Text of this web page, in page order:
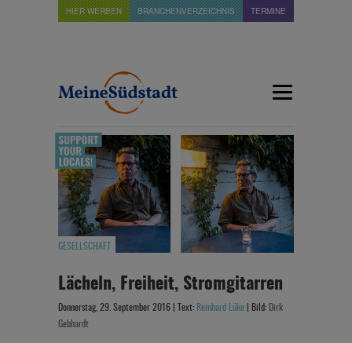
HIER WERBEN BRANCHENVERZEICHNIS TERMINE
GESELLSCHAFT
Lächeln, Freiheit, Stromgitarren
Donnerstag, 29. September 2016 | Text: Reinhard Lüke | Bild:
Dirk
Gebhardt